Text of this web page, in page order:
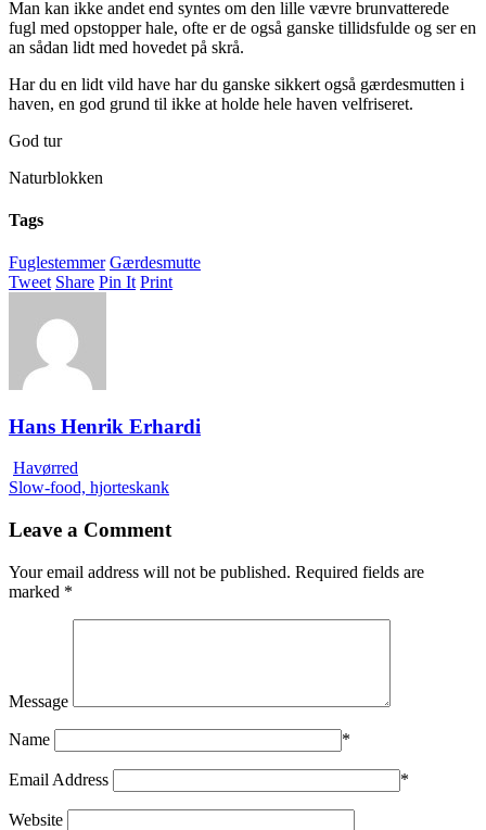
Man kan ikke andet end syntes om den lille vævre brunvatterede
fugl med opstopper hale, ofte er de også ganske tillidsfulde og ser en
an sådan lidt med hovedet på skrå.
Har du en lidt vild have har du ganske sikkert også gærdesmutten i
haven, en god grund til ikke at holde hele haven velfriseret.
God tur
Naturblokken
Tags
Fuglestemmer Gærdesmutte
Tweet Share Pin It Print
Hans Henrik Erhardi
Havørred
Slow-food, hjorteskank
Leave a Comment
Your email address will not be published. Required fields are
marked *
Message
Name *
Email Address *
Website